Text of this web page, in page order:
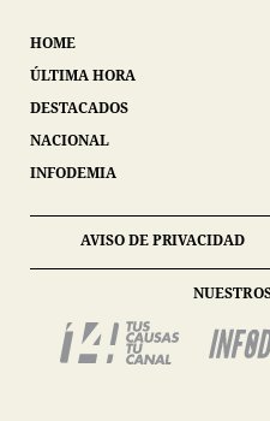
HOME
ÚLTIMA HORA
DESTACADOS
NACIONAL
INFODEMIA
AVISO DE PRIVACIDAD